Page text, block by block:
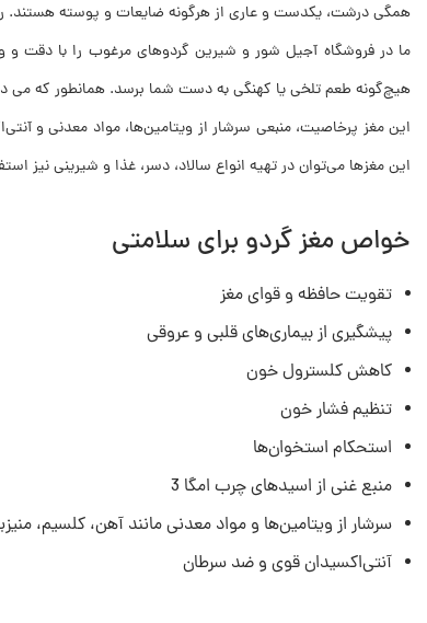
همگی درشت، یکدست و عاری از هرگونه ضایعات و پوسته هستند.
ما در فروشگاه آجیل شور و شیرین گردوهای مرغوب را با دقت و
هیچ‌گونه طعم تلخی یا کهنگی به دست شما برسد. همانطور که می
این مغز پرخاصیت، منبعی سرشار از ویتامین‌ها، مواد معدنی و
این مغزها می‌توان در تهیه انواع سالاد، دسر، غذا و شیرینی
خواص مغز گردو برای سلامتی
تقویت حافظه و قوای مغز
پیشگیری از بیماری‌های قلبی و عروقی
کاهش کلسترول خون
تنظیم فشار خون
استحکام استخوان‌ها
منبع غنی از اسیدهای چرب امگا 3
سرشار از ویتامین‌ها و مواد معدنی مانند آهن، کلسیم،
آنتی‌اکسیدان قوی و ضد سرطان